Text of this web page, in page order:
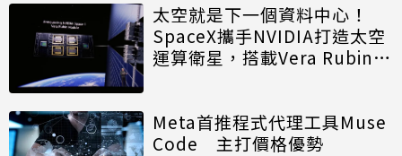
太空就是下一個資料中心！
SpaceX攜手NVIDIA打造太空
運算衛星，搭載Vera Rubin運
Meta首推程式代理工具Muse
Code 主打價格優勢